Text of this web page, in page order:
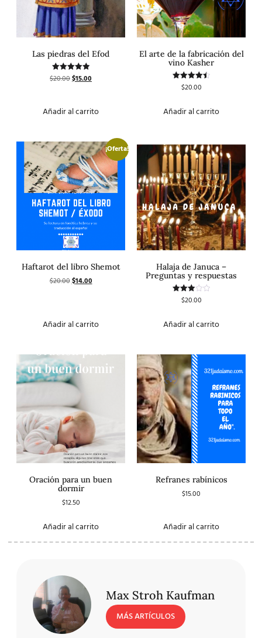
Las piedras del Efod
Valorado
con
$20.00$15.00
Añadir al carrito
El arte de la fabricación del
vino Kasher
Valorado
$20.00
Añadir al carrito
¡Oferta!
Haftarot del libro Shemot
$20.00$14.00
Añadir al carrito
Halaja de Januca –
Preguntas y respuestas
Valorado
con
$20.00
Añadir al carrito
Oración para un buen
dormir
$12.50
Añadir al carrito
Refranes rabínicos
$15.00
Añadir al carrito
Max Stroh Kaufman
MÁS ARTÍCULOS